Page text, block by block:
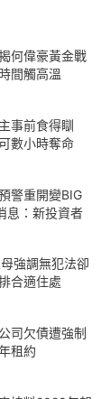
何偉豪黃金戰
間觸高溫
事前食得瞓
數小時奪命
警重開變BIG
息：新投資者
強調無犯法卻
合適住處
司欠債遭強制
租約